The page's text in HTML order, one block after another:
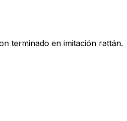
terminado en imitación rattán.